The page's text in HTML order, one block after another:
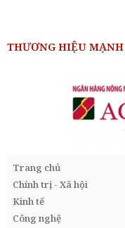
THƯƠNG HIỆU
Trang chủ
Chính trị - Xã hội
Kinh tế
Công nghệ